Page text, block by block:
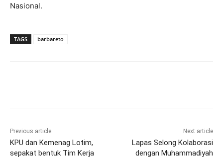
Nasional.
TAGS barbareto
Previous article
KPU dan Kemenag Lotim,
sepakat bentuk Tim Kerja
Next article
Lapas Selong Kolaborasi
dengan Muhammadiyah